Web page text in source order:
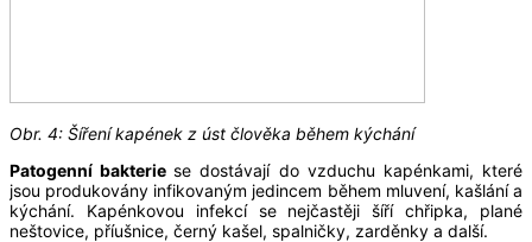
Obr. 4: Šíření kapének z úst člověka během kýchání
Patogenní bakteriese dostávají do vzduchu kapénkami, které
jsou produkovány infikovaným jedincem během mluvení, kašlání a
kýchání. Kapénkovou infekcí se nejčastěji šíří chřipka, plané
neštovice, příušnice, černý kašel, spalničky, zarděnky a další.